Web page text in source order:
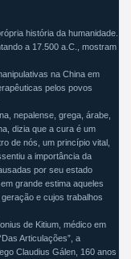
história da humanidade.
a 17.500 a.C., mostram
na China em
pelos povos
nepalense, grega, árabe,
dizia que a cura é um
de nós, um princípio vital,
a importância da
por seu estado
grande estima aqueles
e cujos trabalhos
de Kitium, médico em
Articulações”, a
Claudius Gálen, 160 anos